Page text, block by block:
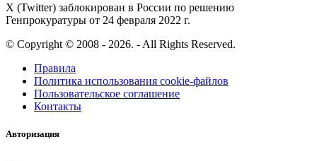
X (Twitter) заблокирован в России по решению
Генпрокуратуры от 24 февраля 2022 г.
© Copyright © 2008 - 2026. - All Rights Reserved.
Правила
Политика использования cookie-файлов
Пользовательское соглашение
Контакты
Авторизация